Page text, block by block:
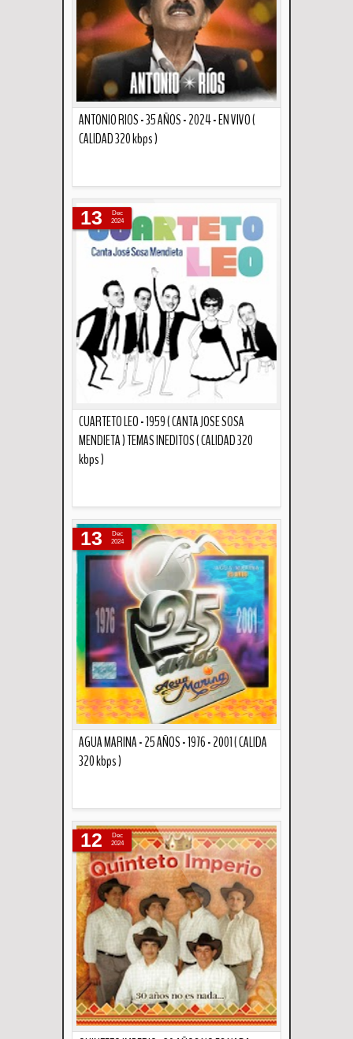
ANTONIO RIOS - 35 AÑOS - 2024 - EN VIVO (
CALIDAD 320 kbps )
CUARTETO LEO - 1959 ( CANTA JOSE SOSA
MENDIETA ) TEMAS INEDITOS ( CALIDAD 320
kbps )
13
Dec
2024
AGUA MARINA - 25 AÑOS - 1976 - 2001 ( CALIDA
320 kbps )
13
Dec
2024
12
Dec
2024